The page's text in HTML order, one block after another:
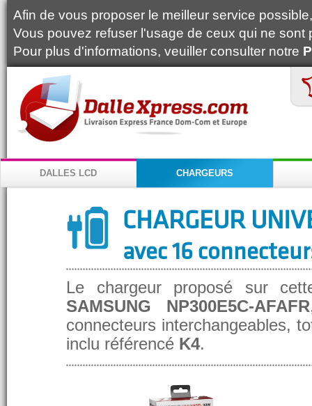
Afin de vous proposer le meilleur service
Vous pouvez refuser l'usage de ceux qui ne
Pour plus d'informations, veuiller consulter notre
DALLES LCD CHARGEURS
CHARGEUR
avec 16
Le chargeur proposé sur
SAMSUNG NP300E5C-AFAFR
connecteurs interchangeables,
inclu référencé K4.